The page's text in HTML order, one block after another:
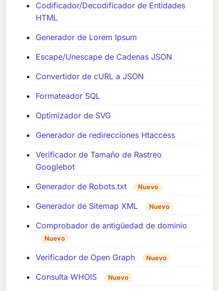
Codificador/Decodificador de Entidades
HTML
Generador de Lorem Ipsum
Escape/Unescape de Cadenas JSON
Convertidor de cURL a JSON
Formateador SQL
Optimizador de SVG
Generador de redirecciones Htaccess
Verificador de Tamaño de Rastreo
Googlebot
Generador de Robots.txt
Nuevo
Generador de Sitemap XML Nuevo
Comprobador de antigüedad de dominio
Nuevo
Verificador de Open Graph Nuevo
Consulta WHOIS Nuevo